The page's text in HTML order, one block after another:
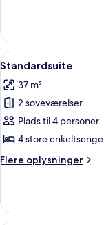
Indlæs
alle
billeder
af
Standardsuite
4
Standardsuite
37 m²
2 soveværelser
Plads til 4 personer
4 store enkeltsenge
Flere oplysninger
Flere